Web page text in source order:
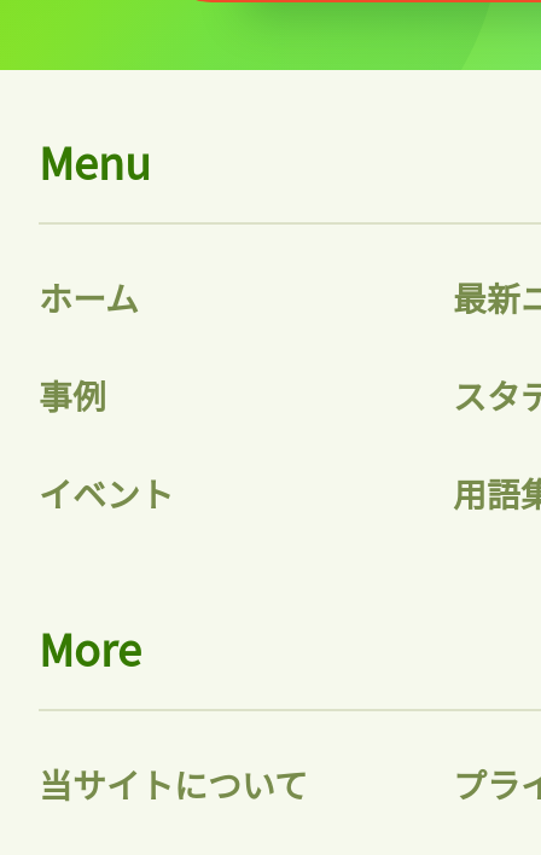
ログインが必
Menu
ホーム 最新
事例 スタ
イベント 用語
More
当サイトについて プラ